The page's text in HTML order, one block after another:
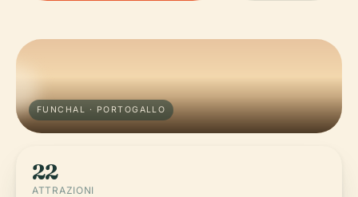
FUNCHAL · PORTOGALLO
22
ATTRAZIONI